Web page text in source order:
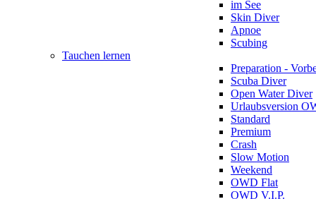
im See
Skin Diver
Apnoe
Scubing
Tauchen lernen
Preparation -
Scuba Diver
Open Water Diver
Urlaubsversion
Standard
Premium
Crash
Slow Motion
Weekend
OWD Flat
OWD V.I.P.